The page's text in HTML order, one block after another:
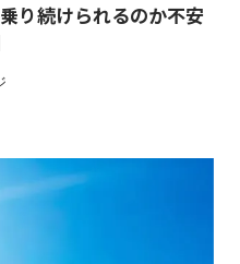
り続けられるのか不安